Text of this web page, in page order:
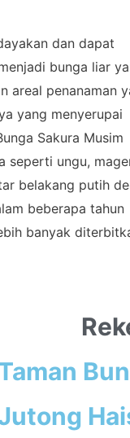
dan dapat
bunga liar
areal penanaman
yang menyerupai
Sakura Musim
seperti ungu,
belakang putih
beberapa tahun
banyak